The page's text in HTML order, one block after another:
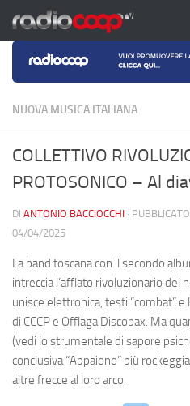
Salta al contenuto
NUOVA MUSICA ITALIANA
COLLETTIVO
PROTOSONICO – Al
DI ANTONIO BACCIOCCHI · PUBBLICATO
04/04/2025
La band toscana con il secondo
intreccia l’afflato rivoluzionario del
unisce elettronica, testi “combat”
di CCCP e Offlaga Discopax. Ma
(vedi lo strumentale di sapore
conclusiva “Appaiono” più
altre frecce al loro arco.